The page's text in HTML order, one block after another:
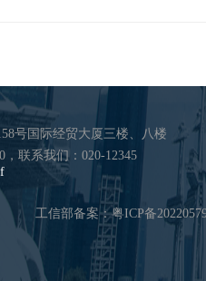
号国际经贸大厦三楼、八楼
，联系我们：020-12345
工信部备案：粤ICP备